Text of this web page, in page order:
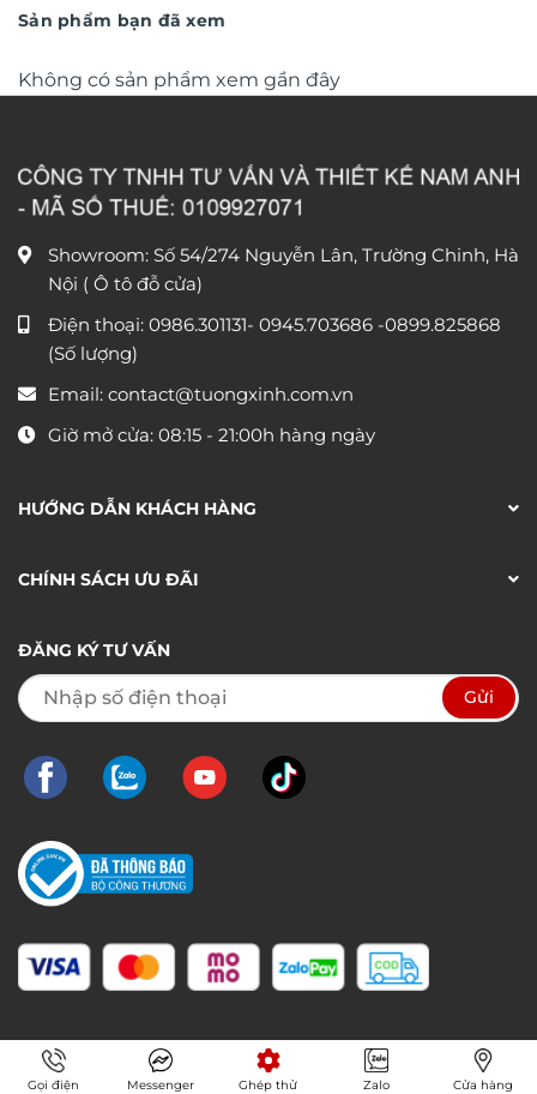
Sản phẩm bạn đã xem
Không có sản phẩm xem gần đây
Showroom: Số 54/274 Nguyễn Lân, Trường Chinh, Hà
Nội ( Ô tô đỗ cửa)
Điện thoại: 0986.301131- 0945.703686 -0899.825868
(Số lượng)
Email: contact@tuongxinh.com.vn
Giờ mở cửa: 08:15 - 21:00h hàng ngày
HƯỚNG DẪN KHÁCH HÀNG
CHÍNH SÁCH ƯU ĐÃI
ĐĂNG KÝ TƯ VẤN
Gọi điện Messenger Ghép thử Zalo Cửa hàng